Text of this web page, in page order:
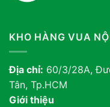
KHO HÀNG VUA
Địa chỉ: 60/3/28A,
Tân, Tp.HCM
Giới thiệu